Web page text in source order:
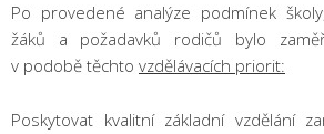
Po provedené analýze podmínek
žáků a požadavků rodičů bylo
v podobě těchto vzdělávacích priorit:
Poskytovat kvalitní základní vzdělání